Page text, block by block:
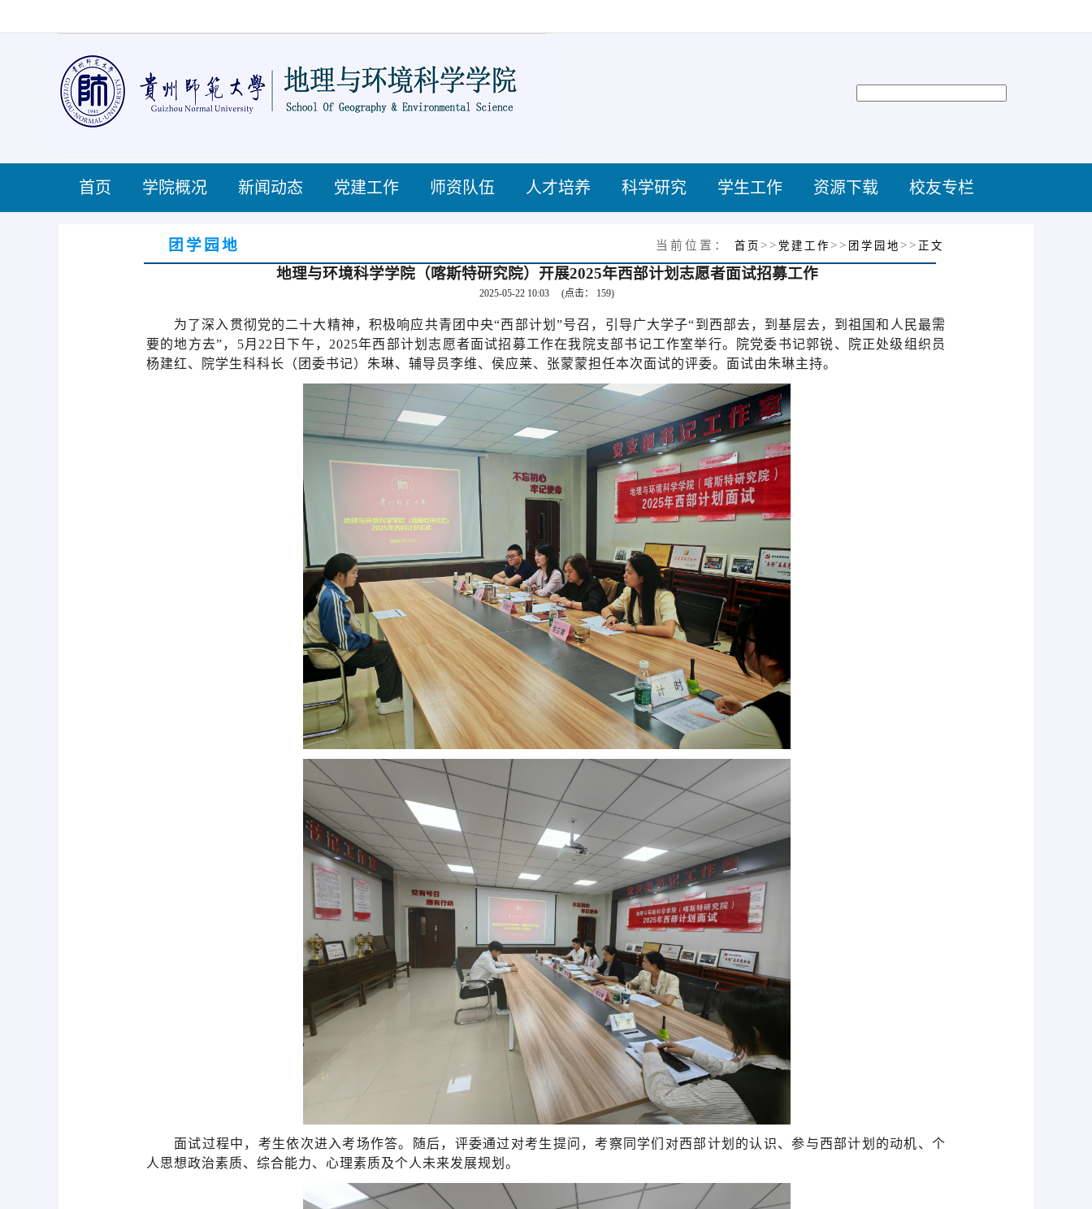
首页 学院概况 新闻动态 党建工作 师资队伍 人才培养 科学研究 学生工作 资源下载 校友专栏
团学园地 当前位置： 首页 >> 党建工作 >> 团学园地 >> 正文
地理与环境科学学院（喀斯特研究院）开展2025年西部计划志愿者面试招募工作
2025-05-22 10:03 (点击： 159)
为了深入贯彻党的二十大精神，积极响应共青团中央“西部计划”号召，引导广大学子“到西部去，到基层去，到祖国和人民最需
要的地方去”，5月22 日下午， 2025年西部计划志愿者面试招募工作在我院支部书记工作室举行。 院党委书记郭锐、院正处级组织员
杨建红、院学生科科长（ 团委书记） 朱琳、辅导员李维、 侯应莱、张蒙蒙担任本次面试的评委。面试由朱琳主持。
面试过程中， 考生依次进入考场作答。 随后，评委通过对考生提问，考察同学们对西部计划的认识、参与西部计划的动机、个
人思想政治素质、综合能力、心理素质及个人未来发展规划。